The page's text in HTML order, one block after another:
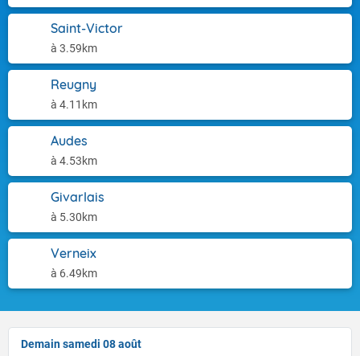
Saint-Victor
à 3.59km
Reugny
à 4.11km
Audes
à 4.53km
Givarlais
à 5.30km
Verneix
à 6.49km
Demain samedi 08 août